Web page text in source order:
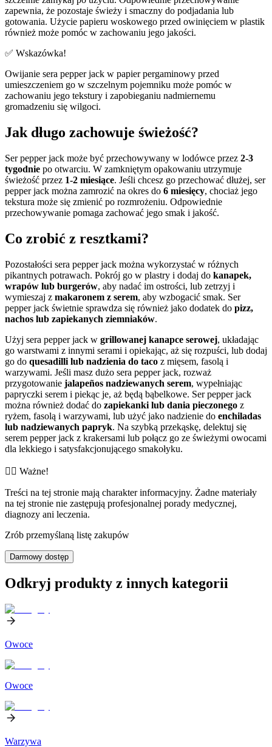
zapewnia, że pozostaje świeży i smaczny do podjadania lub
gotowania. Użycie papieru woskowego przed owinięciem w plastik
również może pomóc w zachowaniu jego jakości.
✅ Wskazówka!
Owijanie sera pepper jack w papier pergaminowy przed
umieszczeniem go w szczelnym pojemniku może pomóc w
zachowaniu jego tekstury i zapobieganiu nadmiernemu
gromadzeniu się wilgoci.
Jak długo zachowuje świeżość?
Ser pepper jack może być przechowywany w lodówce przez 2-3
tygodnie po otwarciu. W zamkniętym opakowaniu utrzymuje
świeżość przez 1-2 miesiące. Jeśli chcesz go przechować dłużej, ser
pepper jack można zamrozić na okres do 6 miesięcy, chociaż jego
tekstura może się zmienić po rozmrożeniu. Odpowiednie
przechowywanie pomaga zachować jego smak i jakość.
Co zrobić z resztkami?
Pozostałości sera pepper jack można wykorzystać w różnych
pikantnych potrawach. Pokrój go w plastry i dodaj do kanapek,
wrapów lub burgerów, aby nadać im ostrości, lub zetrzyj i
wymieszaj z makaronem z serem, aby wzbogacić smak. Ser
pepper jack świetnie sprawdza się również jako dodatek do pizz,
nachos lub zapiekanych ziemniaków.
Użyj sera pepper jack w grillowanej kanapce serowej, układając
go warstwami z innymi serami i opiekając, aż się rozpuści, lub dodaj
go do quesadilli lub nadzienia do taco z mięsem, fasolą i
warzywami. Jeśli masz dużo sera pepper jack, rozważ
przygotowanie jalapeños nadziewanych serem, wypełniając
papryczki serem i piekąc je, aż będą bąbelkowe. Ser pepper jack
można również dodać do zapiekanki lub dania pieczonego z
ryżem, fasolą i warzywami, lub użyć jako nadzienie do enchiladas
lub nadziewanych papryk. Na szybką przekąskę, delektuj się
serem pepper jack z krakersami lub połącz go ze świeżymi owocami
dla lekkiego i satysfakcjonującego smakołyku.
👨‍⚕️️ Ważne!
Treści na tej stronie mają charakter informacyjny. Żadne materiały
na tej stronie nie zastępują profesjonalnej porady medycznej,
diagnozy ani leczenia.
Zrób przemyślaną listę zakupów
Darmowy dostęp
Odkryj produkty z innych kategorii
Owoce
Owoce
Warzywa